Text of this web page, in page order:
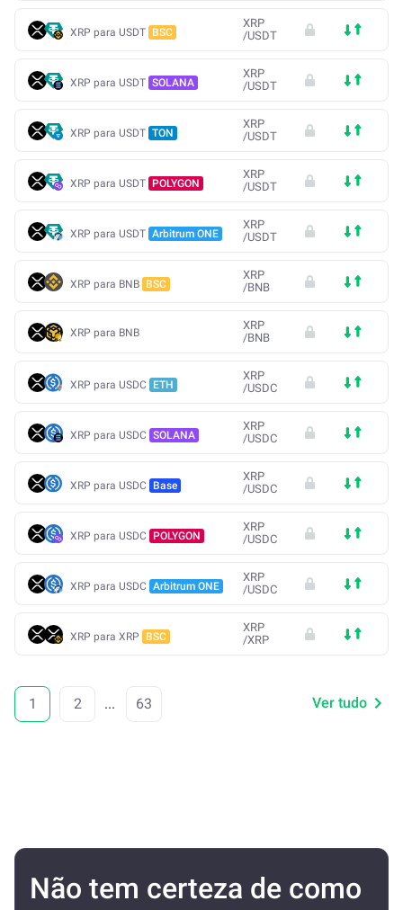
XRP para USDT BSC
XRP
/USDT
XRP para USDT SOLANA
XRP
/USDT
XRP para USDT TON
XRP
/USDT
XRP para USDT POLYGON
XRP
/USDT
XRP para USDT Arbitrum ONE
XRP
/USDT
XRP para BNB BSC
XRP
/BNB
XRP para BNB
XRP
/BNB
XRP para USDC ETH
XRP
/USDC
XRP para USDC SOLANA
XRP
/USDC
XRP para USDC Base
XRP
/USDC
XRP para USDC POLYGON
XRP
/USDC
XRP para USDC Arbitrum ONE
XRP
/USDC
XRP para XRP BSC
XRP
/XRP
1 2 ... 63 Ver tudo
Não tem certeza de como